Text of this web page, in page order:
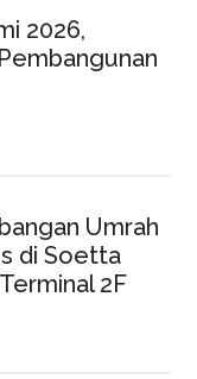
2026,
Umrah
di Soetta
2F